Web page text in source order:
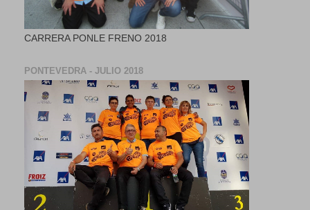
CARRERA PONLE FRENO 2018
PONTEVEDRA - JULIO 2018